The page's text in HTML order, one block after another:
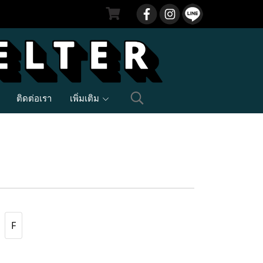
ติดต่อเรา เพิ่มเติม
F